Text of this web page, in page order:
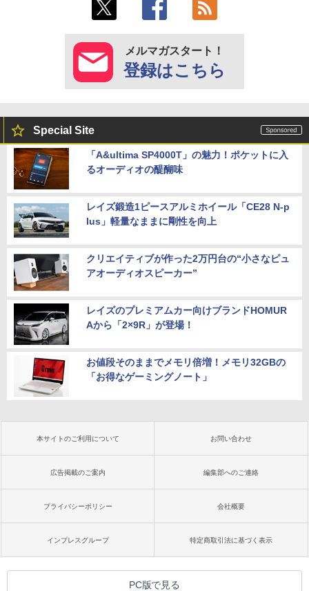
メルマガスタート！
登録はこちら
Special Site
「A&ultima SP4000T」の魅力！ポケットに入
るオーディオの醍醐味
レイズ鍛造1ピースアルミホイール「CE28 N-p
lus」軽量なままに剛性を向上
クリエイティブが作った2万円台の“小さなピュ
アオーディオスピーカー”
レイズのプレミアムカー向けブランドHOMUR
Aから「2×9R」が登場！
お値段そのままでメモリ倍増！メモリ32GBの
「お得なゲーミングノート」
本サイトのご利用について お問い合わせ
広告掲載のご案内 編集部へのご連絡
プライバシーポリシー 会社概要
インプレスグループ 特定商取引法に基づく表示
PC版で見る